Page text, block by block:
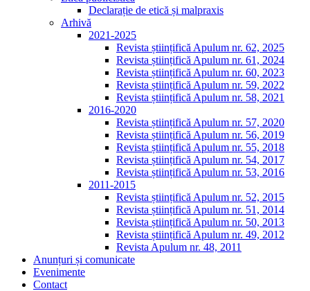
Declarație de etică și malpraxis
Arhivă
2021-2025
Revista științifică Apulum nr. 62, 2025
Revista științifică Apulum nr. 61, 2024
Revista științifică Apulum nr. 60, 2023
Revista științifică Apulum nr. 59, 2022
Revista științifică Apulum nr. 58, 2021
2016-2020
Revista științifică Apulum nr. 57, 2020
Revista științifică Apulum nr. 56, 2019
Revista științifică Apulum nr. 55, 2018
Revista științifică Apulum nr. 54, 2017
Revista științifică Apulum nr. 53, 2016
2011-2015
Revista științifică Apulum nr. 52, 2015
Revista științifică Apulum nr. 51, 2014
Revista științifică Apulum nr. 50, 2013
Revista științifică Apulum nr. 49, 2012
Revista Apulum nr. 48, 2011
Anunțuri și comunicate
Evenimente
Contact